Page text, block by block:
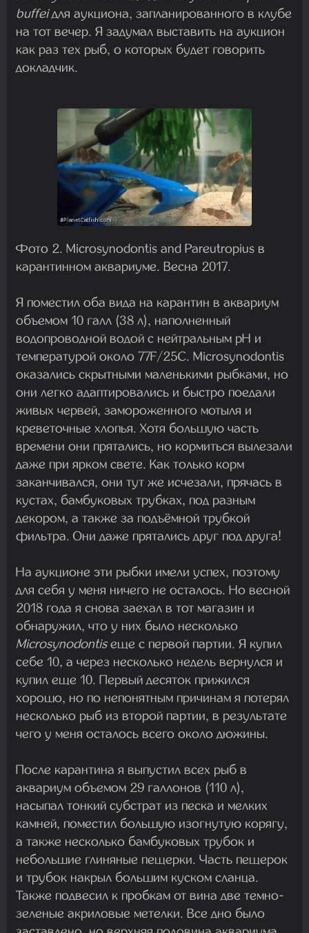
buffeiдля аукциона, запланированного в клубе
на тот вечер. Я задумал выставить на аукцион
как раз тех рыб, о которых будет говорить
докладчик.
Фото 2. Microsynodontis and Pareutropius в
карантинном аквариуме. Весна 2017.
Я поместил оба вида на карантин в аквариум
объемом 10 галл (38 л), наполненный
водопроводной водой с нейтральным pH и
температурой около 77F/25C. Microsynodontis
оказались скрытными маленькими рыбками, но
они легко адаптировались и быстро поедали
живых червей, замороженного мотыля и
креветочные хлопья. Хотя большую часть
времени они прятались, но кормиться вылезали
даже при ярком свете. Как только корм
заканчивался, они тут же исчезали, прячась в
кустах, бамбуковых трубках, под разным
декором, а также за подъёмной трубкой
фильтра. Они даже прятались друг под друга!
На аукционе эти рыбки имели успех, поэтому
для себя у меня ничего не осталось. Но весной
2018 года я снова заехал в тот магазин и
обнаружил, что у них было несколько
Microsynodontisеще с первой партии. Я купил
себе 10, а через несколько недель вернулся и
купил еще 10. Первый десяток прижился
хорошо, но по непонятным причинам я потерял
несколько рыб из второй партии, в результате
чего у меня осталось всего около дюжины.
После карантина я выпустил всех рыб в
аквариум объемом 29 галлонов (110 л),
насыпал тонкий субстрат из песка и мелких
камней, поместил большую изогнутую корягу,
а также несколько бамбуковых трубок и
небольшие глиняные пещерки. Часть пещерок
и трубок накрыл большим куском сланца.
Также подвесил к пробкам от вина две темно-
зеленые акриловые метелки. Все дно было